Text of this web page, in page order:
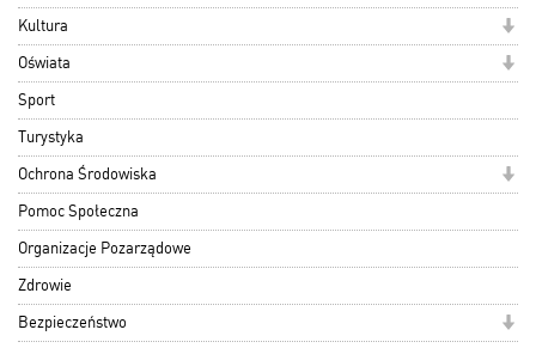
Kultura
Oświata
Sport
Turystyka
Ochrona Środowiska
Pomoc Społeczna
Organizacje Pozarządowe
Zdrowie
Bezpieczeństwo